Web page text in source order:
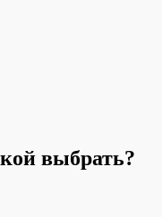
выбрать?